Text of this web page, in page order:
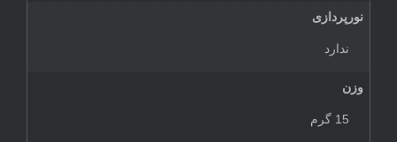
نورپردازی
ندارد
وزن
15 گرم